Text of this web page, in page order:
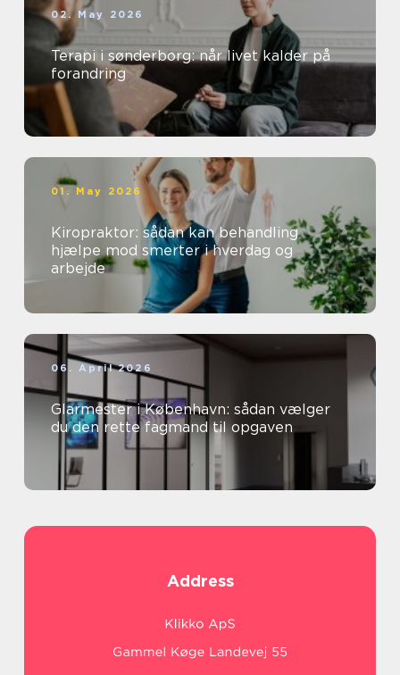
02. May 2026
Terapi i sønderborg: når livet kalder på
forandring
01. May 2026
Kiropraktor: sådan kan behandling
hjælpe mod smerter i hverdag og
arbejde
06. April 2026
Glarmester i København: sådan vælger
du den rette fagmand til opgaven
Address